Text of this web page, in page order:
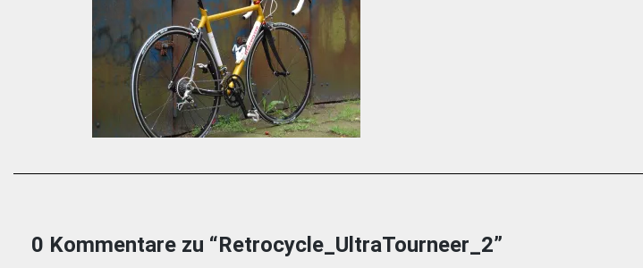
0 Kommentare zu “Retrocycle_UltraTourneer_2”